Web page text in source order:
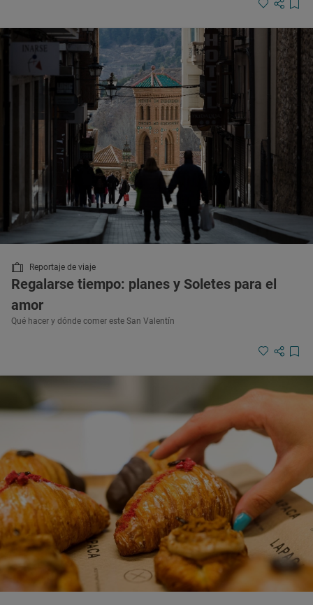
Reportaje de viaje
Regalarse tiempo: planes y Soletes para el
amor
Qué hacer y dónde comer este San Valentín